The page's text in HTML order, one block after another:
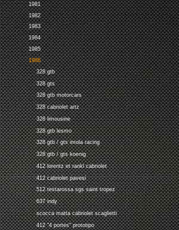
1981
1982
1983
1984
1985
1986
328 gtb
328 gts
328 gtb motorcars
328 cabriolet artz
328 limousine
328 gtb lesmo
328 gtb / gts imola racing
328 gtb / gts koenig
412 lorentz et rankl cabriolet
412 cabriolet pavesi
512 testarossa sgs saint tropez
637 indy
scocca matta cabriolet scaglietti
412 "4 portes" prototipo